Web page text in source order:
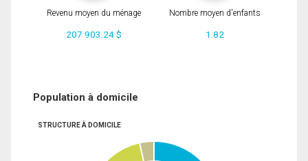
Revenu moyen du ménage
207 903.24 $
Nombre moyen d'enfants
1.82
Population à domicile
STRUCTURE À DOMICILE